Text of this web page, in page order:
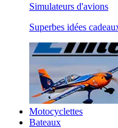
Simulateurs d'avions
Superbes idées
Motocyclettes
Bateaux